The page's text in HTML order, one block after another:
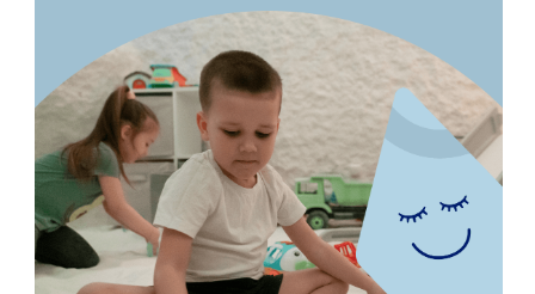
нейропсихолог
Помогаем справляться с
трудностями, развивать
когнитивные функции и
адаптироваться к окружающему
миру.
УЗНАТЬ БОЛЬШЕ
ДЛЯ ВСЕХ ВОЗРАСТОВ